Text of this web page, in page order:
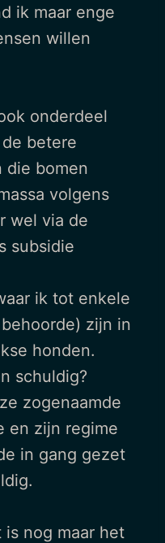
ik maar enge
willen
onderdeel
de betere
die bomen
volgens
wel via de
subsidie
ik tot enkele
zijn in
honden.
schuldig?
zogenaamde
en zijn regime
in gang gezet
is nog maar het